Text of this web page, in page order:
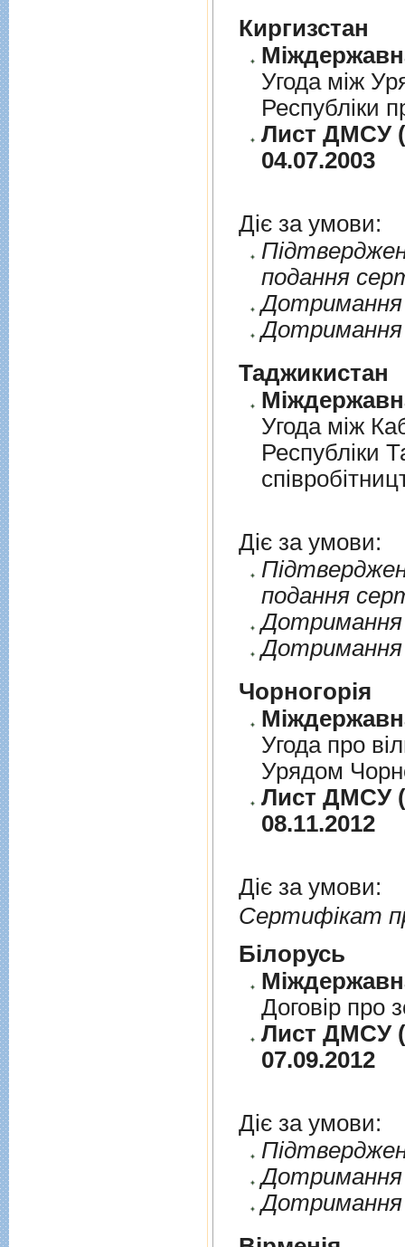
Киргизстан
Угода між
Республіки
Лист ДМСУ
04.07.2003
Діє за умови:
подання
Дотримання
Дотримання
Таджикистан
Угода мiж
Республiки
Діє за умови:
подання
Дотримання
Дотримання
Чорногорія
Угода про
Урядом
Лист ДМСУ
08.11.2012
Діє за умови:
Сертифікат
Бiлорусь
Договiр про
Лист ДМСУ
07.09.2012
Діє за умови:
Дотримання
Дотримання